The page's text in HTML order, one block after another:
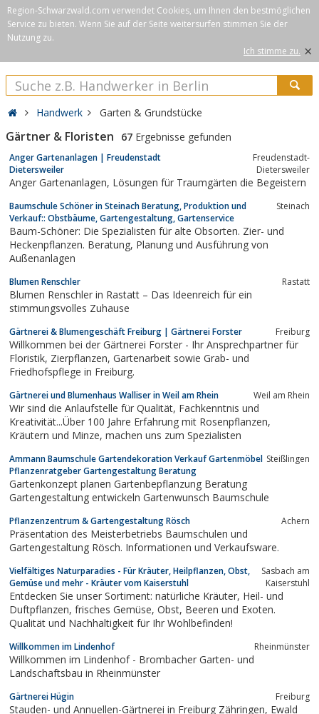
Region-Schwarzwald.com verwendet Cookies, um Ihnen den bestmöglichen
Service zu bieten. Wenn Sie auf der Seite weitersurfen stimmen Sie der
Nutzung zu.
Ich stimme zu. ×
Handwerk Garten & Grundstücke
Gärtner & Floristen 67 Ergebnisse gefunden
Anger Gartenanlagen | Freudenstadt
Dietersweiler
Freudenstadt-
Dietersweiler
Anger Gartenanlagen, Lösungen für Traumgärten die Begeistern
Baumschule Schöner in Steinach Beratung, Produktion und
Verkauf:: Obstbäume, Gartengestaltung, Gartenservice
Steinach
Baum-Schöner: Die Spezialisten für alte Obsorten. Zier- und
Heckenpflanzen. Beratung, Planung und Ausführung von
Außenanlagen
Blumen Renschler Rastatt
Blumen Renschler in Rastatt – Das Ideenreich für ein
stimmungsvolles Zuhause
Gärtnerei & Blumengeschäft Freiburg | Gärtnerei Forster Freiburg
Willkommen bei der Gärtnerei Forster - Ihr Ansprechpartner für
Floristik, Zierpflanzen, Gartenarbeit sowie Grab- und
Friedhofspflege in Freiburg.
Gärtnerei und Blumenhaus Walliser in Weil am Rhein Weil am Rhein
Wir sind die Anlaufstelle für Qualität, Fachkenntnis und
Kreativität...Über 100 Jahre Erfahrung mit Rosenpflanzen,
Kräutern und Minze, machen uns zum Spezialisten
Ammann Baumschule Gartendekoration Verkauf Gartenmöbel
Pflanzenratgeber Gartengestaltung Beratung
Steißlingen
Gartenkonzept planen Gartenbepflanzung Beratung
Gartengestaltung entwickeln Gartenwunsch Baumschule
Pflanzenzentrum & Gartengestaltung Rösch Achern
Präsentation des Meisterbetriebs Baumschulen und
Gartengestaltung Rösch. Informationen und Verkaufsware.
Vielfältiges Naturparadies - Für Kräuter, Heilpflanzen, Obst,
Gemüse und mehr - Kräuter vom Kaiserstuhl
Sasbach am
Kaiserstuhl
Entdecken Sie unser Sortiment: natürliche Kräuter, Heil- und
Duftpflanzen, frisches Gemüse, Obst, Beeren und Exoten.
Qualität und Nachhaltigkeit für Ihr Wohlbefinden!
Willkommen im Lindenhof Rheinmünster
Willkommen im Lindenhof - Brombacher Garten- und
Landschaftsbau in Rheinmünster
Gärtnerei Hügin Freiburg
Stauden- und Annuellen-Gärtnerei in Freiburg Zähringen, Ewald